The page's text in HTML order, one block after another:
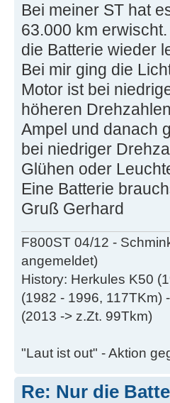
Bei meiner ST hat
63.000 km
die Batterie wieder
Bei mir ging die
Motor ist bei
höheren
Ampel und danach
bei niedriger
Glühen oder
Eine Batterie
Gruß Gerhard
F800ST 04/12 -
angemeldet)
History: Herkules K50
(1982 - 1996, 117TKm)
(2013 -> z.Zt. 99Tkm)
"Laut ist out" - Aktion
Re: Nur die